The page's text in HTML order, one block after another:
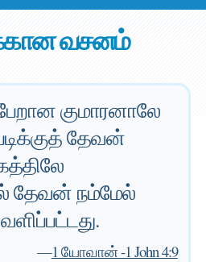
வசனம்
குமாரனாலே
தேவன்
தேவன் நம்மேல்
—1 யோவான் -1 John 4:9